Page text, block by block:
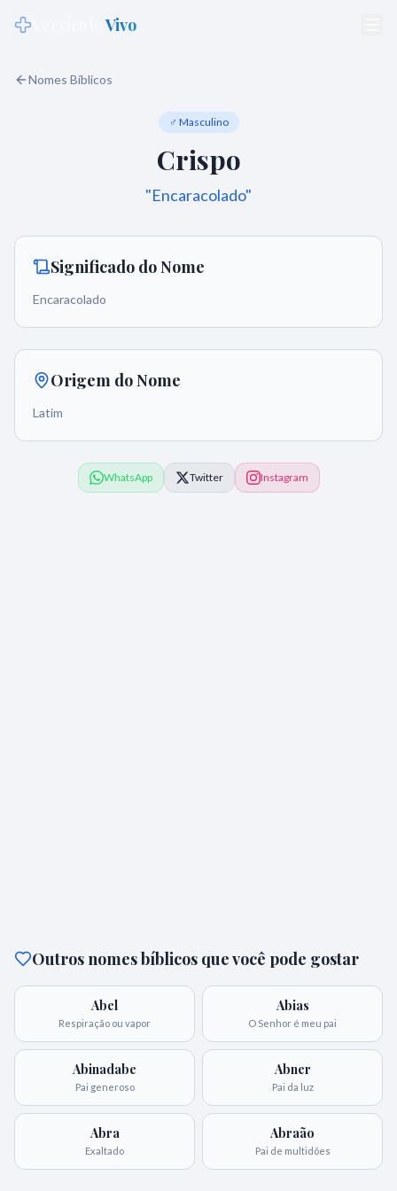
Vivo
Nomes Bíblicos
♂ Masculino
Crispo
"Encaracolado"
Significado do Nome
Encaracolado
Origem do Nome
Latim
WhatsApp Twitter Instagram
Outros nomes bíblicos que você pode gostar
Abel
Respiração ou vapor
Abias
O Senhor é meu pai
Abinadabe
Pai generoso
Abner
Pai da luz
Abra
Exaltado
Abraão
Pai de multidões